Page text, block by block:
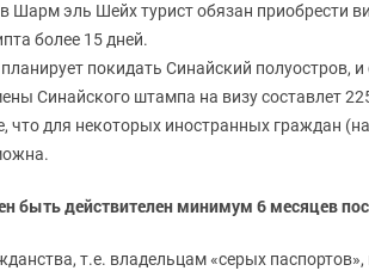
Шарм эль Шейх турист обязан приобрести
более 15 дней.
планирует покидать Синайский
Синайского штампа на визу составлет
что для некоторых иностранных граждан
быть действителен минимум 6 месяцев
т.е. владельцам «серых